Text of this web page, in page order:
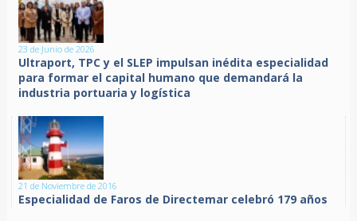
23 de Junio de 2026
Ultraport, TPC y el SLEP impulsan inédita especialidad
para formar el capital humano que demandará la
industria portuaria y logística
21 de Noviembre de 2016
Especialidad de Faros de Directemar celebró 179 años